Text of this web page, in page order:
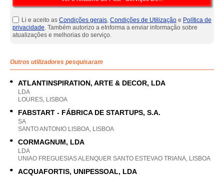
Li e aceito as Condições gerais, Condições de Utilização e Política de
privacidade. Também autorizo a eInforma a enviar informação sobre
atualizações e melhorias do serviço.
Outros utilizadores pesquisaram
ATLANTINSPIRATION, ARTE & DECOR, LDA
LDA
LOURES, LISBOA
FABSTART - FÁBRICA DE STARTUPS, S.A.
SA
SANTO ANTONIO LISBOA, LISBOA
CORMAGNUM, LDA
LDA
UNIAO FREGUESIAS ALENQUER SANTO ESTEVAO TRIANA, LISBOA
ACQUAFORTIS, UNIPESSOAL, LDA